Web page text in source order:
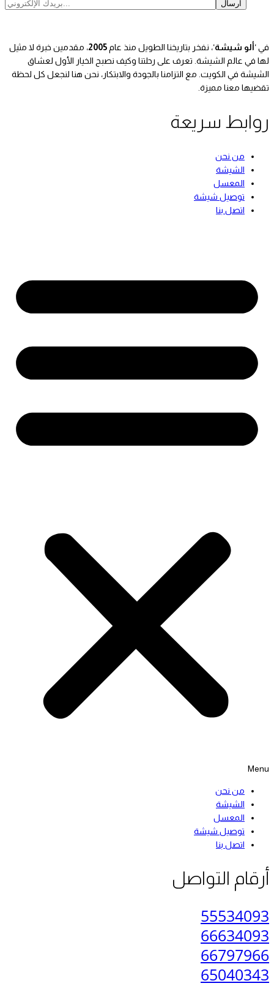
في ‘ألو شيشة‘، نفخر بتاريخنا الطويل منذ عام 2005، مقدمين خبرة لا مثيل
لها في عالم الشيشة. تعرف على رحلتنا وكيف نصبح الخيار الأول لعشاق
الشيشة في الكويت. مع التزامنا بالجودة والابتكار، نحن هنا لنجعل كل لحظة
تقضيها معنا مميزة.
روابط سريعة
من نحن
الشيشة
المعسل
توصيل شيشة
اتصل بنا
Menu
من نحن
الشيشة
المعسل
توصيل شيشة
اتصل بنا
أرقام التواصل
55534093
66634093
66797966
65040343